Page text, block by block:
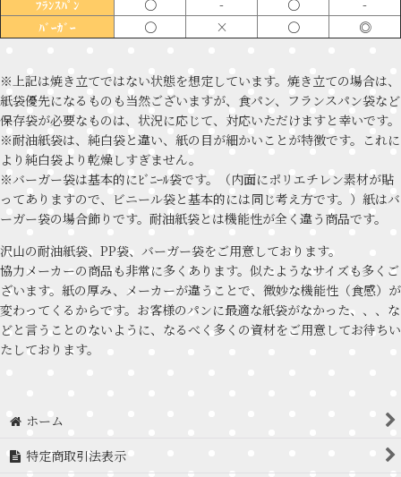
ﾌﾗﾝｽﾊﾟﾝ 〇 - 〇 -
ﾊﾞｰｶﾞｰ 〇 × 〇 ◎
※上記は焼き立てではない状態を想定しています。焼き立ての場合は、
紙袋優先になるものも当然ございますが、食パン、フランスパン袋など
保存袋が必要なものは、状況に応じて、対応いただけますと幸いです。
※耐油紙袋は、純白袋と違い、紙の目が細かいことが特徴です。これに
より純白袋より乾燥しすぎません。
※バーガー袋は基本的にﾋﾞﾆｰﾙ袋です。（内面にポリエチレン素材が貼
ってありますので、ビニール袋と基本的には同じ考え方です。）紙はバ
ーガー袋の場合飾りです。耐油紙袋とは機能性が全く違う商品です。
沢山の耐油紙袋、PP袋、バーガー袋をご用意しております。
協力メーカーの商品も非常に多くあります。似たようなサイズも多くご
ざいます。紙の厚み、メーカーが違うことで、微妙な機能性（食感）が
変わってくるからです。お客様のパンに最適な紙袋がなかった、、、な
どと言うことのないように、なるべく多くの資材をご用意してお待ちい
たしております。
ホーム
特定商取引法表示